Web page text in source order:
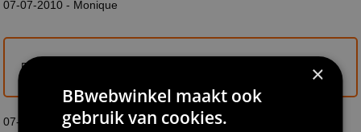
07-07-2010 - Monique
Bedankt voor de goede service en snelle levering.
07-07-2010 - Raf Hermans
×
BBwebwinkel maakt ook
gebruik van cookies.